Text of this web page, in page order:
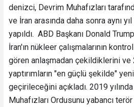
denizci, Devrim Muhafızları
ve İran arasında daha sonra aynı
yapıldı. ABD Başkanı Donald
İran'ın nükleer çalışmalarının
gören anlaşmadan çekildiklerini ve
yaptırımların "en güçlü şekilde"
geçirileceğini açıkladı. 2019
Muhafızları Ordusunu yabancı